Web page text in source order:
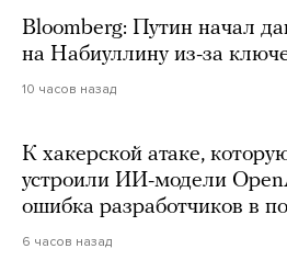
Bloomberg: Путин начал
на Набиуллину из-за
10 часов назад
К хакерской атаке,
устроили ИИ-модели
ошибка разработчиков в
6 часов назад